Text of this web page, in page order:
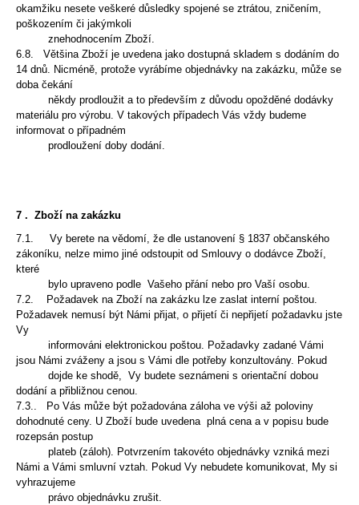
okamžiku nesete veškeré důsledky spojené se ztrátou, zničením,
poškozením či jakýmkoli
znehodnocením Zboží.
6.8. Většina Zboží je uvedena jako dostupná skladem s dodáním do
14 dnů. Nicméně, protože vyrábíme objednávky na zakázku, může se
doba čekání
někdy prodloužit a to především z důvodu opožděné dodávky
materiálu pro výrobu. V takových případech Vás vždy budeme
informovat o případném
prodloužení doby dodání.
7 . Zboží na zakázku
7.1. Vy berete na vědomí, že dle ustanovení § 1837 občanského
zákoníku, nelze mimo jiné odstoupit od Smlouvy o dodávce Zboží,
které
bylo upraveno podle Vašeho přání nebo pro Vaší osobu.
7.2. Požadavek na Zboží na zakázku lze zaslat interní poštou.
Požadavek nemusí být Námi přijat, o přijetí či nepřijetí požadavku jste
Vy
informováni elektronickou poštou. Požadavky zadané Vámi
jsou Námi zváženy a jsou s Vámi dle potřeby konzultovány. Pokud
dojde ke shodě, Vy budete seznámeni s orientační dobou
dodání a přibližnou cenou.
7.3.. Po Vás může být požadována záloha ve výši až poloviny
dohodnuté ceny. U Zboží bude uvedena plná cena a v popisu bude
rozepsán postup
plateb (záloh). Potvrzením takovéto objednávky vzniká mezi
Námi a Vámi smluvní vztah. Pokud Vy nebudete komunikovat, My si
vyhrazujeme
právo objednávku zrušit.